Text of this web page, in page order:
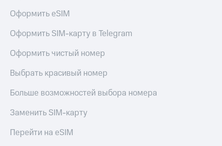
Оформить eSIM
Оформить SIM-карту в Telegram
Оформить чистый номер
Выбрать красивый номер
Больше возможностей выбора номера
Заменить SIM-карту
Перейти на eSIM